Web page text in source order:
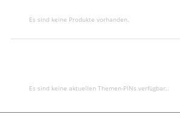
Es sind keine Produkte vorhanden.
Es sind keine aktuellen Themen-PINs verfügbar..